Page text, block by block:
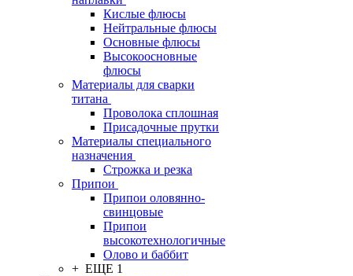
Кислые флюсы
Нейтральные флюсы
Основные флюсы
Высокоосновные
флюсы
Материалы для сварки
титана
Проволока сплошная
Присадочные прутки
Материалы специального
назначения
Строжка и резка
Припои
Припои оловянно-
свинцовые
Припои
высокотехнологичные
Олово и баббит
+ ЕЩЕ 1